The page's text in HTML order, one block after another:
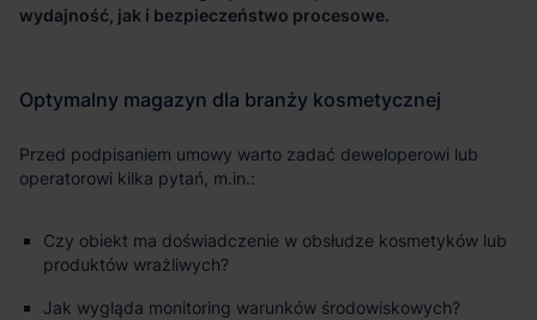
wydajność, jak i bezpieczeństwo procesowe.
Czy obiekt ma doświadczenie w obsłudze kosmetyków lub
produktów wrażliwych?
Jak wygląda monitoring warunków środowiskowych?